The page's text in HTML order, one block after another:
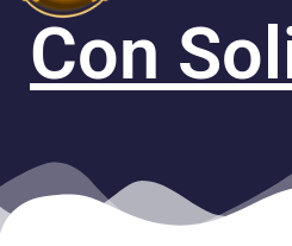
Con